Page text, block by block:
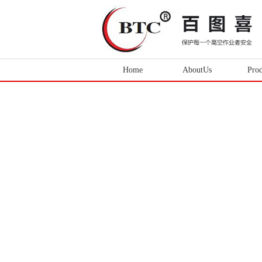
Home AboutUs